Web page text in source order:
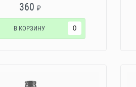
360₽
В КОРЗИНУ